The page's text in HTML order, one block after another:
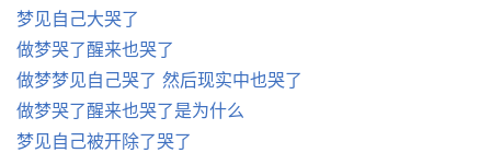
梦见自己大哭了
做梦哭了醒来也哭了
做梦梦见自己哭了 然后现实中也哭了
做梦哭了醒来也哭了是为什么
梦见自己被开除了哭了